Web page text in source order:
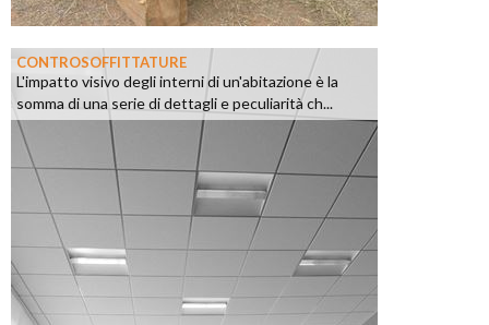
CONTROSOFFITTATURE
L'impatto visivo degli interni di un'abitazione è la
somma di una serie di dettagli e peculiarità ch...